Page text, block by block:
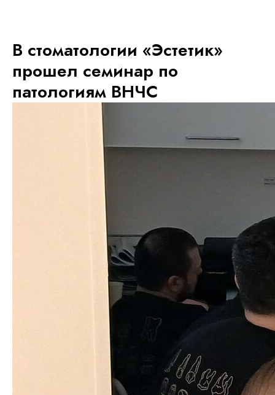
В стоматологии «Эстетик»
прошел семинар по
патологиям ВНЧС